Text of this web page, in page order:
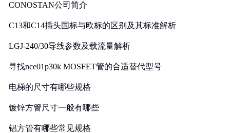
CONOSTAN公司简介
C13和C14插头国标与欧标的区别及其标准解析
LGJ-240/30导线参数及载流量解析
寻找nce01p30k MOSFET管的合适替代型号
电梯的尺寸有哪些规格
镀锌方管尺寸一般有哪些
铝方管有哪些常见规格